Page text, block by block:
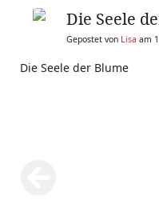
Die Seele
Gepostet von Lisa am
Die Seele der Blume